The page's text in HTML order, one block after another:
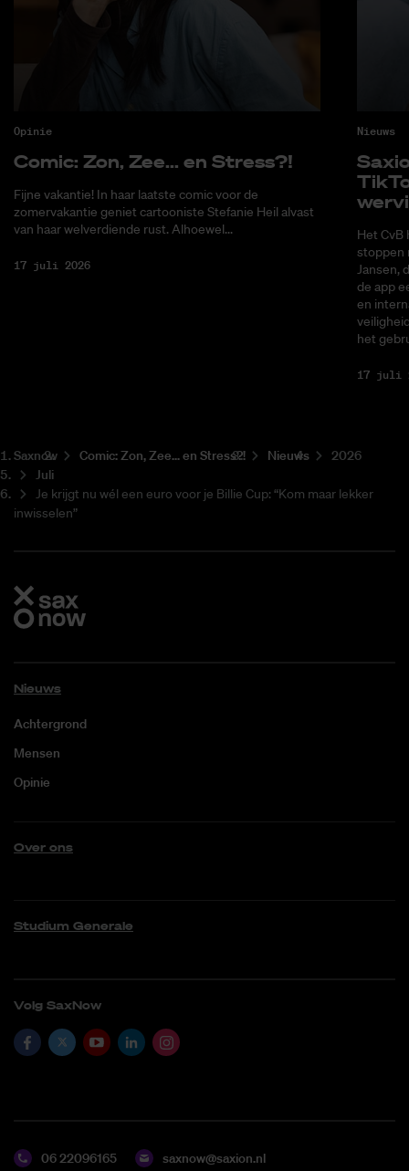
Opinie
Co­mic: Zon, Zee... en Stress?!
Fijne vakantie! In haar laatste comic voor de
zomervakantie geniet cartooniste Stefanie Heil alvast
van haar welverdiende rust. Alhoewel...
17 juli 2026
Nieuws
Het CvB
stoppen
Jansen,
de app
en
het
17 juli
Saxnow Co­mic: Zon, Zee... en Stress?! Nieuws
2026
Juli
Je krijgt nu wél een euro voor je Billie Cup: “Kom maar lekker
inwisselen”
Nieuws
Achtergrond
Mensen
Opinie
Over ons
Studium Generale
Volg SaxNow
06 22096165 saxnow@saxion.nl